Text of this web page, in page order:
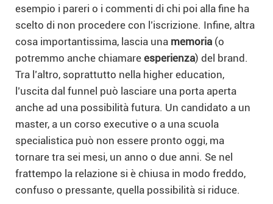
esempio i pareri o i commenti di chi poi alla fine ha
scelto di non procedere con l’iscrizione. Infine, altra
cosa importantissima, lascia una memoria (o
potremmo anche chiamare esperienza) del brand.
Tra l’altro, soprattutto nella higher education,
l’uscita dal funnel può lasciare una porta aperta
anche ad una possibilità futura. Un candidato a un
master, a un corso executive o a una scuola
specialistica può non essere pronto oggi, ma
tornare tra sei mesi, un anno o due anni. Se nel
frattempo la relazione si è chiusa in modo freddo,
confuso o pressante, quella possibilità si riduce.